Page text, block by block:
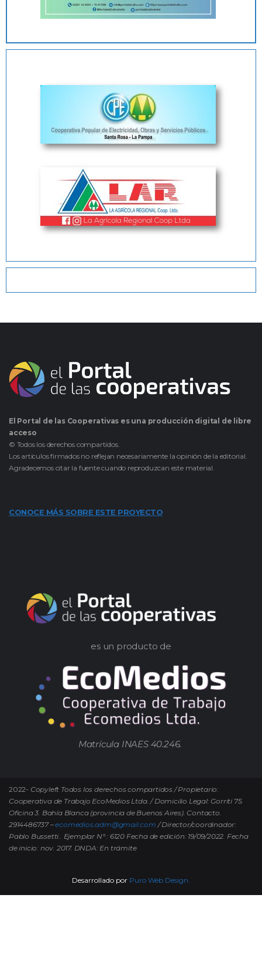
El Portal de las Cooperativas es una producción digital de libre
acceso
© Todos los derechos compartidos.
Los artículos firmados no reflejan necesariamente la opinión de la editorial.
Agradecemos citar la fuente cuando reproduzcan este material.
CONOCE MÁS SOBRE ESTE PROYECTO
es un producto de
Matrícula INAES 40.246.
2022- Copyleft Todos los derechos compartidos / Propietario:
Cooperativa de Trabajo EcoMedios Ltda. / Domicilio Legal: Gorriti 75.
Oficina 3. Bahía Blanca (provincia de Buenos Aires). Contacto.
2914486737 –ecomedios.adm@gmail.com / Director/coordinador:
Pablo Bussetti.. Ejemplar N° : 6120 Fecha de edición: 19/09/2022. Fecha
de inicio: nov. 2017. DNDA: En trámite
Desarrollado por Puro Web Design.